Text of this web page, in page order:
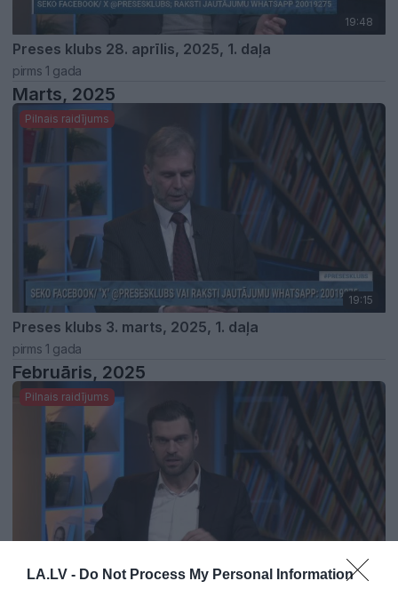
LA.LV - Do Not Process My Personal Information
19:48
Preses klubs 28. aprīlis, 2025, 1. daļa
pirms 1 gada
Marts, 2025
Pilnais raidījums
19:15
Preses klubs 3. marts, 2025, 1. daļa
pirms 1 gada
Februāris, 2025
Pilnais raidījums
19:59